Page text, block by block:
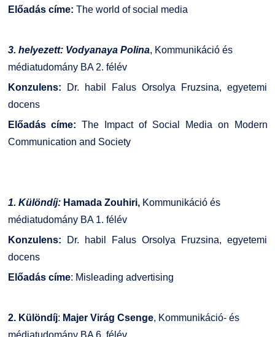
Előadás címe: The world of social media
3. helyezett: Vodyanaya Polina, Kommunikáció és
médiatudomány BA 2. félév
Konzulens: Dr. habil Falus Orsolya Fruzsina, egyetemi
docens
Előadás címe: The Impact of Social Media on Modern
Communication and Society
1. Különdíj:Hamada Zouhiri, Kommunikáció és
médiatudomány BA 1. félév
Konzulens: Dr. habil Falus Orsolya Fruzsina, egyetemi
docens
Előadás címe: Misleading advertising
2. Különdíj: Majer Virág Csenge, Kommunikáció- és